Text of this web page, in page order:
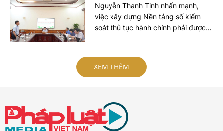
Nguyễn Thanh Tịnh nhấn mạnh,
việc xây dựng Nền tảng số kiểm
soát thủ tục hành chính phải được
biểu mẫu hay thay thế một số thao
tác thủ công bằng công nghệ, mà
dựa trên dữ liệu và tạo ra giá trị gia
tăng cho công tác quản lý nhà
nước.
XEM THÊM